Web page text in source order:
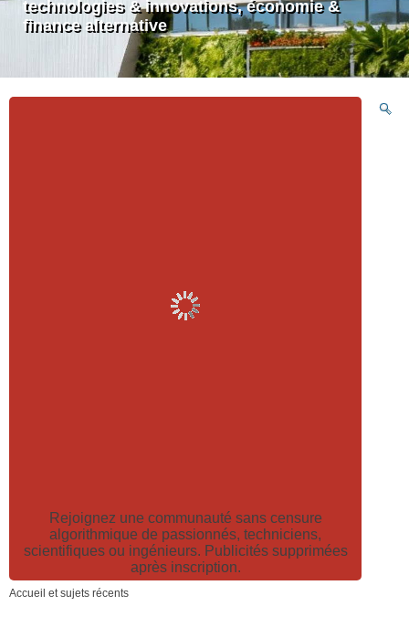
technologies & innovations, économie &
finance alternative
Rejoignez une communauté sans censure
algorithmique de passionnés, techniciens,
scientifiques ou ingénieurs. Publicités supprimées
après inscription.
Accueil et sujets récents